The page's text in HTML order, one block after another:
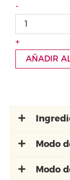
-
vegetales
Sinjamon
Rollito
(6
unidades
+
AÑADIR
Modo
Modo